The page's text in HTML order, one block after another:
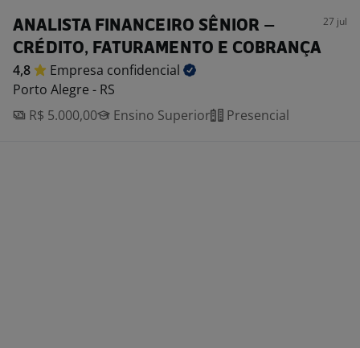
ANALISTA FINANCEIRO SÊNIOR –
CRÉDITO, FATURAMENTO E COBRANÇA
27 jul
4,8 Empresa confidencial
Porto Alegre - RS
R$ 5.000,00
Ensino Superior Presencial